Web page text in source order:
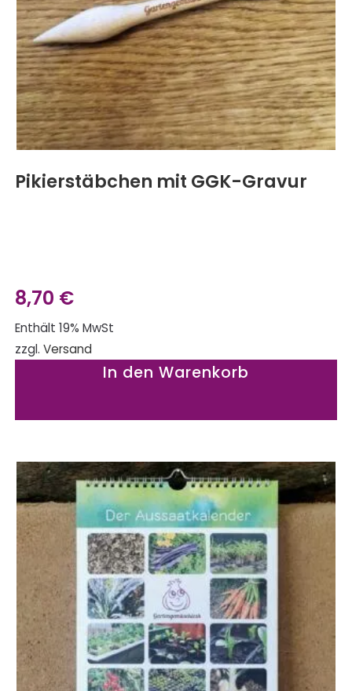
Pikierstäbchen mit GGK-Gravur
8,70 €
Enthält 19% MwSt
zzgl. Versand
In den Warenkorb